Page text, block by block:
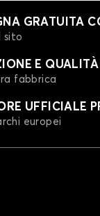
GRATUITA
sito
E QUALITÀ
fabbrica
UFFICIALE
europei